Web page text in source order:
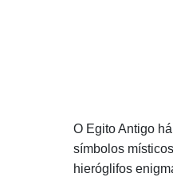
O Egito Antigo
símbolos
hieróglifos